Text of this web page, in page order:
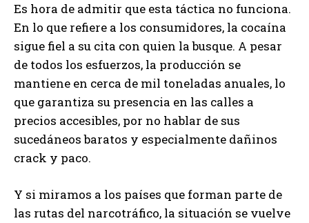
Es hora de admitir que esta táctica no funciona.
En lo que refiere a los consumidores, la cocaína
sigue fiel a su cita con quien la busque. A pesar
de todos los esfuerzos, la producción se
mantiene en cerca de mil toneladas anuales, lo
que garantiza su presencia en las calles a
precios accesibles, por no hablar de sus
sucedáneos baratos y especialmente dañinos
crack y paco.
Y si miramos a los países que forman parte de
las rutas del narcotráfico, la situación se vuelve